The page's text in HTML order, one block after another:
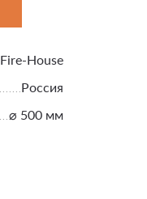
Fire-House
Россия
⌀ 500 мм